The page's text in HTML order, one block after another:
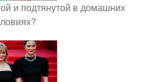
и подтянутой в домашних